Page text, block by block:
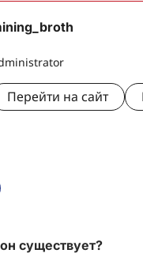
Перейти на сайт
существует?